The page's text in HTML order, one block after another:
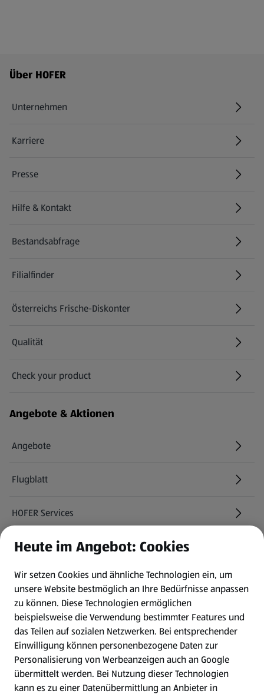
Fußzeilenmenü - weitere Links
Über HOFER
Unternehmen
Karriere
(öffnet in einem neuen Tab)
Presse
Hilfe & Kontakt
(öffnet in einem neuen Tab)
Bestandsabfrage
(öffnet in einem neuen Tab)
Filialfinder
Österreichs Frische-Diskonter
Qualität
Check your product
(öffnet in einem neuen Tab)
Angebote & Aktionen
Angebote
Flugblatt
HOFER Services
Newsletter
WhatsApp
Gewinnspiele
Mein HOFER. Meine Einkäufe.
Meine Meinung. Mein HOFER.
Heute im Angebot: Cookies
Wir setzen Cookies und ähnliche Technologien ein, um
unsere Website bestmöglich an Ihre Bedürfnisse anpassen
zu können. Diese Technologien ermöglichen
beispielsweise die Verwendung bestimmter Features und
das Teilen auf sozialen Netzwerken. Bei entsprechender
Einwilligung können personenbezogene Daten zur
Personalisierung von Werbeanzeigen auch an Google
übermittelt werden. Bei Nutzung dieser Technologien
kann es zu einer Datenübermittlung an Anbieter in